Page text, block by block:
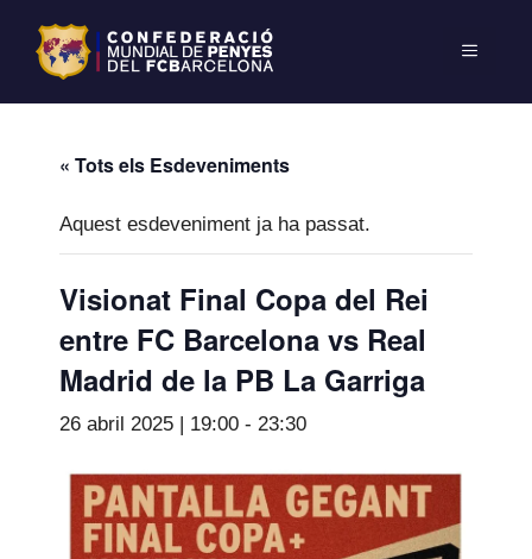
« Tots els Esdeveniments
Aquest esdeveniment ja ha passat.
Visionat Final Copa del Rei
entre FC Barcelona vs Real
Madrid de la PB La Garriga
26 abril 2025 | 19:00 - 23:30